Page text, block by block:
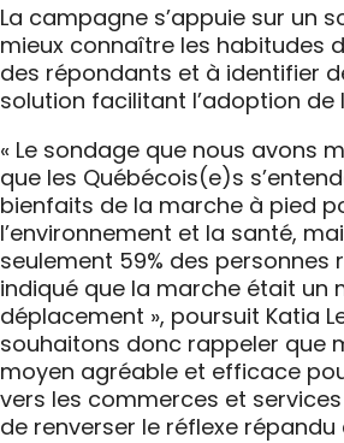
La campagne s’appuie sur un
mieux connaître les habitudes
des répondants et à identifier
solution facilitant l’adoption de
« Le sondage que nous avons
que les Québécois(e)s
bienfaits de la marche à pied
l’environnement et la santé,
seulement 59% des personnes
indiqué que la marche était un
déplacement », poursuit Katia
souhaitons donc rappeler que
moyen agréable et efficace
vers les commerces et
de renverser le réflexe répandu